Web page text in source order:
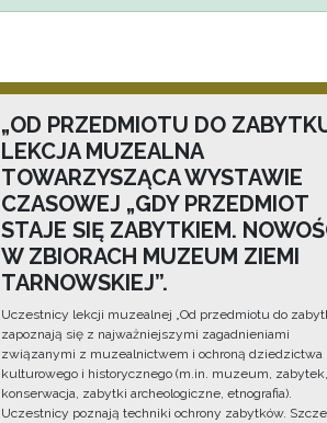
„OD PRZEDMIOTU DO
LEKCJA MUZEALNA
TOWARZYSZĄCA WYSTAWIE
CZASOWEJ „GDY PRZEDMIOT
STAJE SIĘ ZABYTKIEM.
W ZBIORACH MUZEUM ZIEMI
TARNOWSKIEJ”.
Uczestnicy lekcji muzealnej „Od przedmiotu do
zapoznają się z najważniejszymi zagadnieniami
związanymi z muzealnictwem i ochroną dziedzictwa
kulturowego i historycznego (m.in. muzeum, zabytek,
konserwacja, zabytki archeologiczne, etnografia).
Uczestnicy poznają techniki ochrony zabytków.